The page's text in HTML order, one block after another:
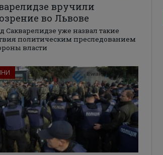
вручили
во Львове
Сакварелидзе уже назвал такие
политическим преследованием
власти